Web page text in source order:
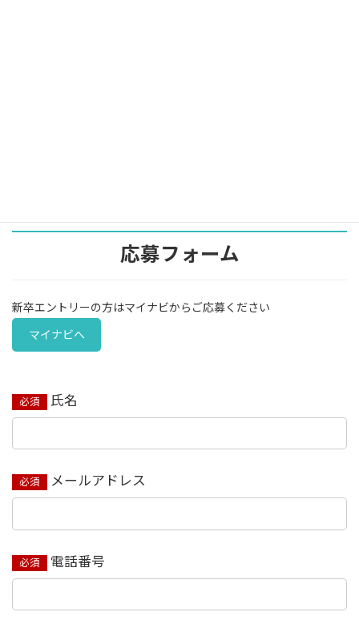
応募フォーム
新卒エントリーの方はマイナビからご応募ください
マイナビへ
必須 氏名
必須 メールアドレス
必須 電話番号